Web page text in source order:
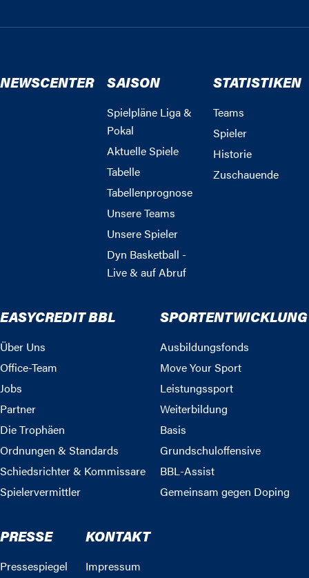
NEWSCENTER SAISON
Spielpläne Liga &
Pokal
Aktuelle Spiele
Tabelle
Tabellenprognose
Unsere Teams
Unsere Spieler
Dyn Basketball -
Live & auf Abruf
STATISTIKEN
Teams
Spieler
Historie
Zuschauende
EASYCREDIT BBL
Über Uns
Office-Team
Jobs
Partner
Die Trophäen
Ordnungen & Standards
Schiedsrichter & Kommissare
Spielervermittler
SPORTENTWICKLUNG
Ausbildungsfonds
Move Your Sport
Leistungssport
Weiterbildung
Basis
Grundschuloffensive
BBL-Assist
Gemeinsam gegen Doping
PRESSE
Pressespiegel
KONTAKT
Impressum